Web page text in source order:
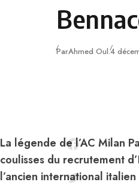
ParAhmed Oul.Publié
4
La légende de l’AC Milan
coulisses du recrutement
l’ancien international